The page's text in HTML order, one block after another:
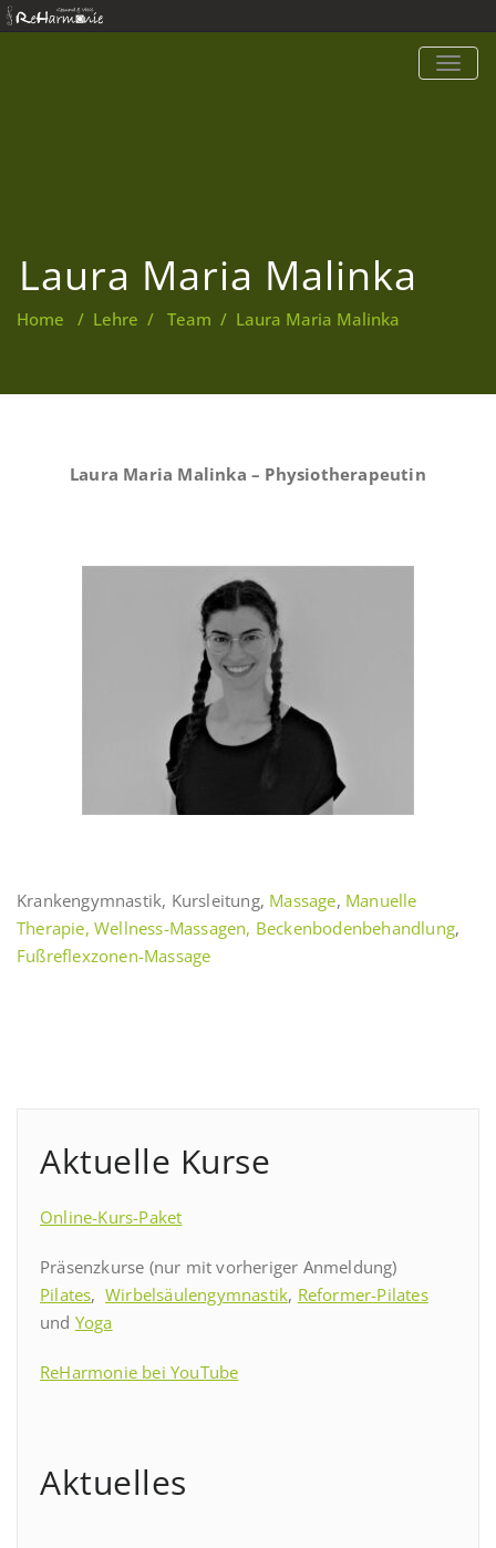
Laura Maria Malinka
Home / Lehre / Team / Laura Maria Malinka
Laura Maria Malinka – Physiotherapeutin
Krankengymnastik, Kursleitung, Massage, Manuelle
Therapie, Wellness-Massagen, Beckenbodenbehandlung,
Fußreflexzonen-Massage
Aktuelle Kurse
Online-Kurs-Paket
Präsenzkurse (nur mit vorheriger Anmeldung)
Pilates,Wirbelsäulengymnastik, Reformer-Pilates
und Yoga
ReHarmonie bei YouTube
Aktuelles